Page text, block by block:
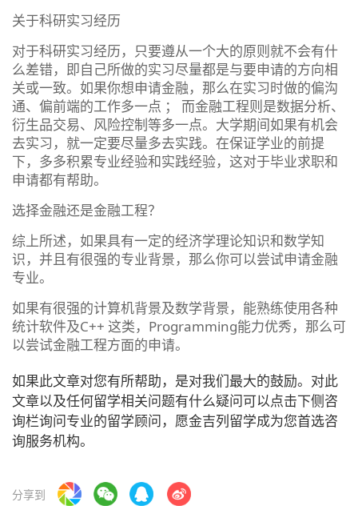
关于科研实习经历
对于科研实习经历，只要遵从一个大的原则就不会有什
么差错，即自己所做的实习尽量都是与要申请的方向相
关或一致。如果你想申请金融，那么在实习时做的偏沟
通、偏前端的工作多一点 ； 而金融工程则是数据分析、
衍生品交易、风险控制等多一点。大学期间如果有机会
去实习，就一定要尽量多去实践。在保证学业的前提
下，多多积累专业经验和实践经验，这对于毕业求职和
申请都有帮助。
选择金融还是金融工程？
综上所述，如果具有一定的经济学理论知识和数学知
识，并且有很强的专业背景，那么你可以尝试申请金融
专业。
如果有很强的计算机背景及数学背景，能熟练使用各种
统计软件及C++ 这类，Programming能力优秀，那么可
以尝试金融工程方面的申请。
如果此文章对您有所帮助，是对我们最大的鼓励。对此
文章以及任何留学相关问题有什么疑问可以点击下侧咨
询栏询问专业的留学顾问，愿金吉列留学成为您首选咨
询服务机构。
分享到